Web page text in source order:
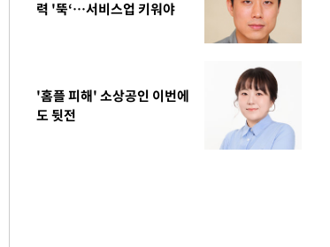
력 '뚝‘…서비스업 키워야
'홈플 피해' 소상공인 이번에
도 뒷전